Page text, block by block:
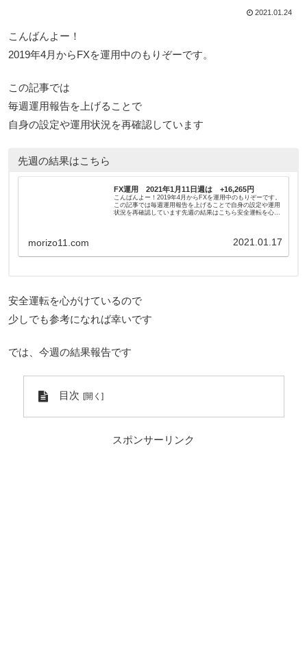
2021.01.24
こんばんよー！
2019年4月からFXを運用中のもりぞーです。
この記事では
毎週運用報告を上げることで
自身の設定や運用状況を再確認しています
先週の結果はこちら
FX運用 2021年1月11日週は +16,265円
こんばんよー！2019年4月からFXを運用中のもりぞーです。
この記事では毎週運用報告を上げることで自身の設定や運用
状況を再確認しています先週の結果はこちら安全運転を心が
morizo11.com 2021.01.17
安全運転を心がけているので
少しでも参考になれば幸いです
では、今週の結果報告です
目次
スポンサーリンク